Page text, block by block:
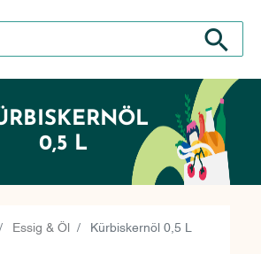
Search
0,5 L
Essig & Öl Kürbiskernöl 0,5 L